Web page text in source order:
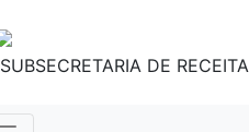
DE RECEITA